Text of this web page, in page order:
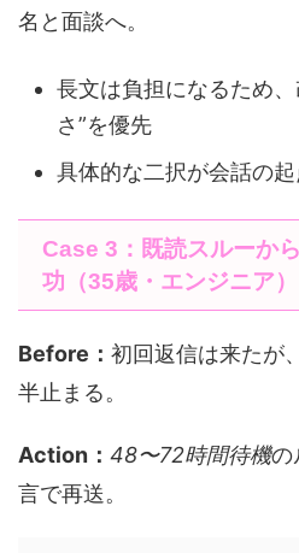
名と面談へ。
長文は負担になるため
さ”を優先
具体的な二択が会話の
Case 3：既読スルーか
功（35歳・エンジニア）
Before： 初回返信は来たが
半止まる。
Action： 48〜72時間待機の
言で再送。